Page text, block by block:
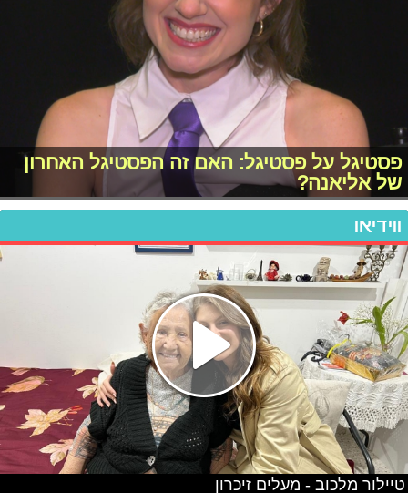
פסטיגל על פסטיגל: האם זה הפסטיגל האחרון
של אליאנה?
ווידיאו
טיילור מלכוב - מעלים זיכרון